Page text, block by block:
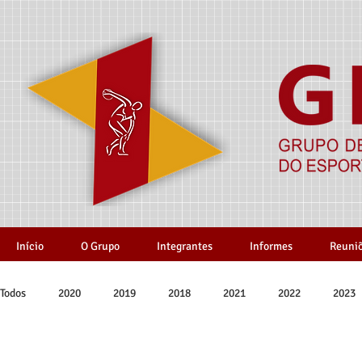
Início O Grupo Integrantes Informes
Todos 2020 2019 2018 2021 2022 2023